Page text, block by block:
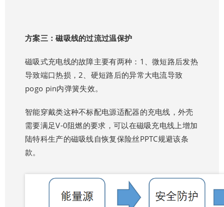
方案三：磁吸线的过流过温保护
磁吸式充电线的故障主要有两种：1、微短路后发热
导致端口热损，2、硬短路后的异常大电流导致
pogo pin内弹簧失效。
智能穿戴类这种不标配电源适配器的充电线，外壳
需要满足V-0阻燃的要求，可以在磁吸充电线上增加
陆特科生产的磁吸线自恢复保险丝PPTC规避该条
款。